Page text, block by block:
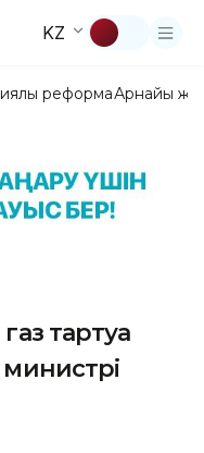
KZ
реформаАрнайы
тартуға